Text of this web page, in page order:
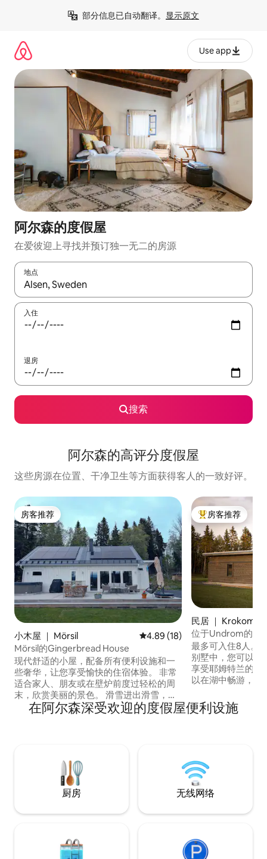
部分信息已自动翻译。 显示原文
Use app
阿尔森的度假屋
在爱彼迎上寻找并预订独一无二的房源
地点
如有搜索结果，请使用上下方向键查看，或通过点击或滑动手势
入住
退房
搜索
阿尔森的高评分度假屋
这些房源在位置、干净卫生等方面获得客人的一致好评。
房客推荐
房客推荐
小木屋 ｜ Mörsil 平均评分 4.89 分（满分 5 分）
4.89 (18)
Mörsil的Gingerbread House
现代舒适的小屋，配备所有便利设施和一
些奢华，让您享受愉快的住宿体验。 非常
适合家人、朋友或在壁炉前度过轻松的周
末，欣赏美丽的景色。 滑雪进出滑雪，滑
雪出门进行越野滑雪-完成骑行后，小木屋
的桑拿房就在那里等着您。 小木屋附近有
）、加油站（ OKQ8 ）、咖啡馆位于
热门「房客推荐」
房客推荐
民居 ｜ Krokom
位于Undrom的湖
最多可入住8人。
别墅中，您可以在
享受耶姆特兰的自
以在湖中畅游，或
以点燃篝火，透过
平线上的奥维克山
务感兴趣？请联系
在阿尔森深受欢迎的度假屋便利设施
厨房 无线网络